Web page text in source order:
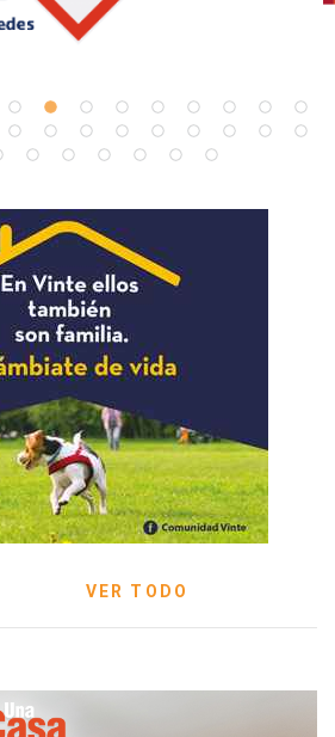
VER TODO